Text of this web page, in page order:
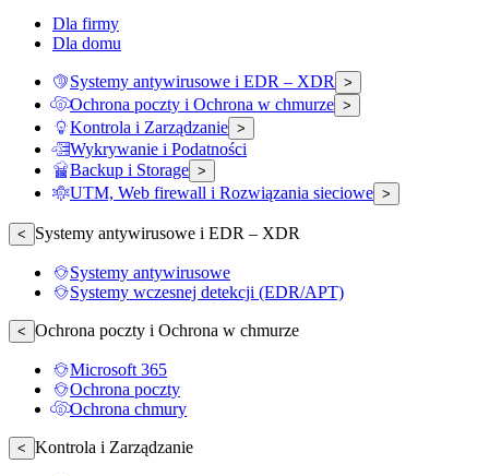
Dla firmy
Dla domu
Systemy antywirusowe i EDR – XDR >
Ochrona poczty i Ochrona w chmurze >
Kontrola i Zarządzanie >
Wykrywanie i Podatności
Backup i Storage >
UTM, Web firewall i Rozwiązania sieciowe >
< Systemy antywirusowe i EDR – XDR
Systemy antywirusowe
Systemy wczesnej detekcji (EDR/APT)
< Ochrona poczty i Ochrona w chmurze
Microsoft 365
Ochrona poczty
Ochrona chmury
< Kontrola i Zarządzanie